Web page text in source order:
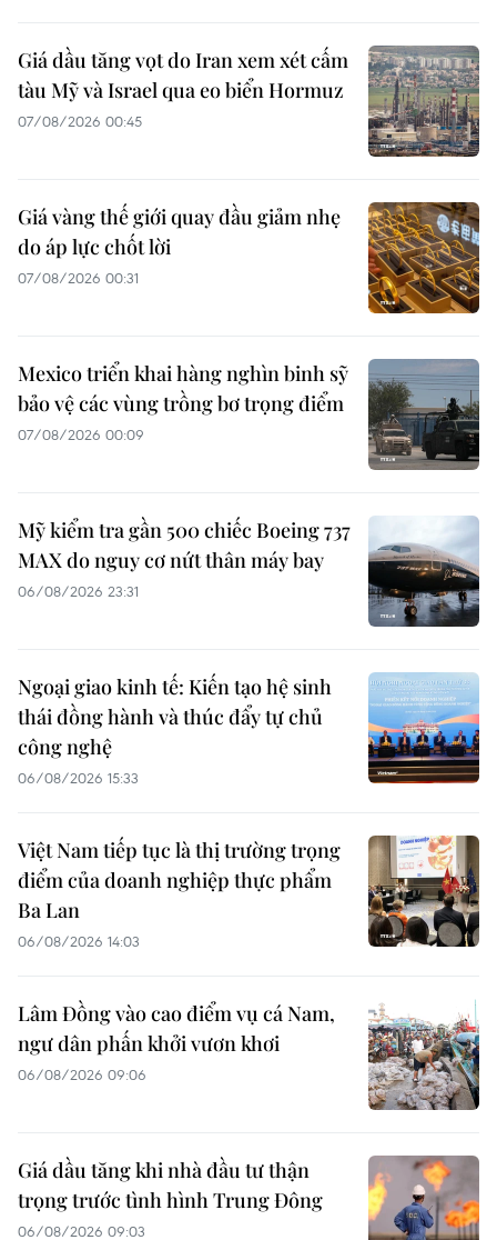
Giá dầu tăng vọt do Iran xem xét cấm
tàu Mỹ và Israel qua eo biển Hormuz
07/08/2026 00:45
Giá vàng thế giới quay đầu giảm nhẹ
do áp lực chốt lời
07/08/2026 00:31
Mexico triển khai hàng nghìn binh sỹ
bảo vệ các vùng trồng bơ trọng điểm
07/08/2026 00:09
Mỹ kiểm tra gần 500 chiếc Boeing 737
MAX do nguy cơ nứt thân máy bay
06/08/2026 23:31
Ngoại giao kinh tế: Kiến tạo hệ sinh
thái đồng hành và thúc đẩy tự chủ
công nghệ
06/08/2026 15:33
Việt Nam tiếp tục là thị trường trọng
điểm của doanh nghiệp thực phẩm
Ba Lan
06/08/2026 14:03
Lâm Đồng vào cao điểm vụ cá Nam,
ngư dân phấn khởi vươn khơi
06/08/2026 09:06
Giá dầu tăng khi nhà đầu tư thận
trọng trước tình hình Trung Đông
06/08/2026 09:03